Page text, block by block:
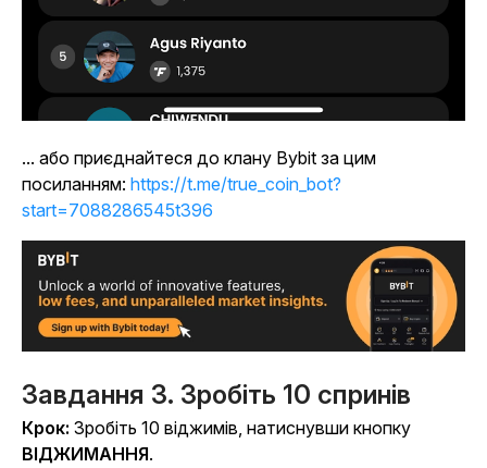
... або приєднайтеся до клану Bybit за цим
посиланням: https://t.me/true_coin_bot?
start=7088286545t396
Завдання 3. Зробіть 10 спринів
Крок: Зробіть 10 віджимів, натиснувши кнопку
ВІДЖИМАННЯ.